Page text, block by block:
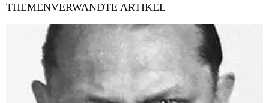
THEMENVERWANDTE ARTIKEL